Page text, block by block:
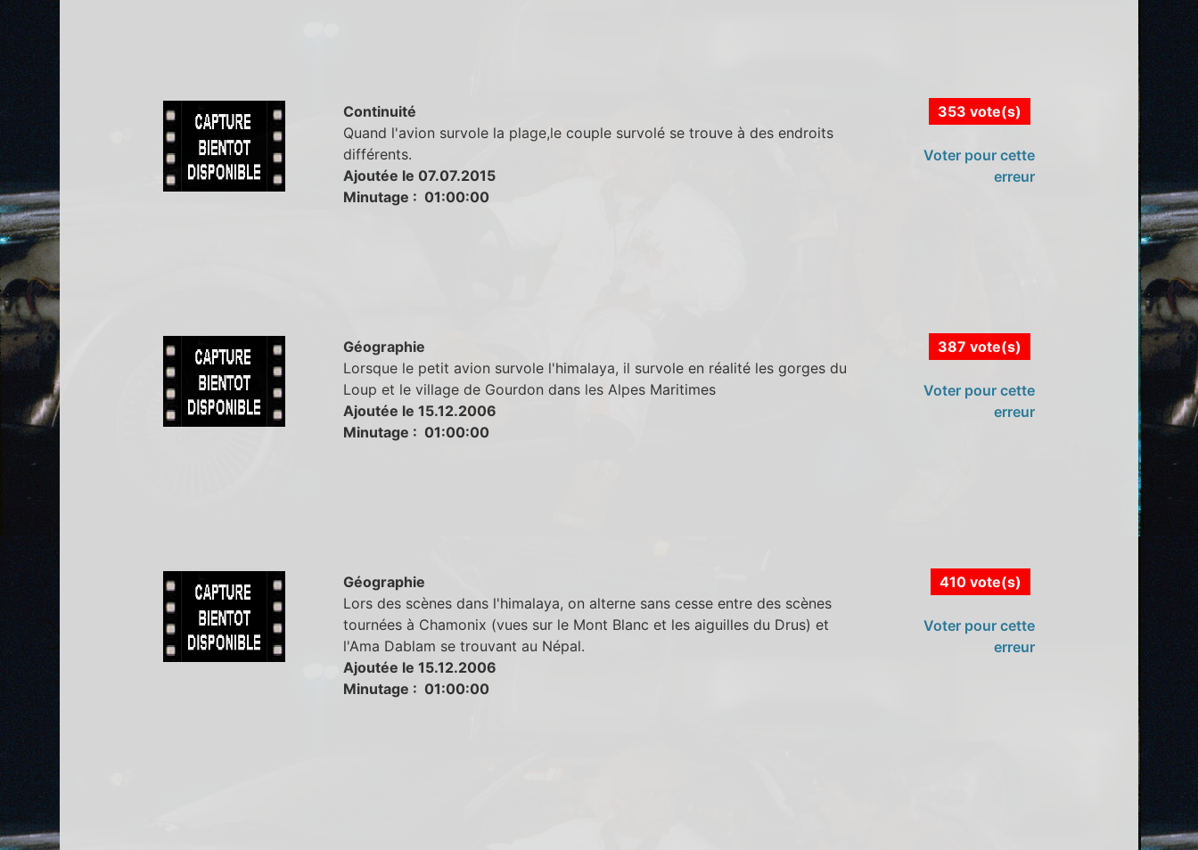
Continuité
Quand l'avion survole la plage,le couple survolé se trouve à des endroits
différents.
Ajoutée le 07.07.2015
Minutage : 01:00:00
353 vote(s)
Voter pour cette
erreur
Géographie
Lorsque le petit avion survole l'himalaya, il survole en réalité les gorges du
Loup et le village de Gourdon dans les Alpes Maritimes
Ajoutée le 15.12.2006
Minutage : 01:00:00
387 vote(s)
Voter pour cette
erreur
Géographie
Lors des scènes dans l'himalaya, on alterne sans cesse entre des scènes
tournées à Chamonix (vues sur le Mont Blanc et les aiguilles du Drus) et
l'Ama Dablam se trouvant au Népal.
Ajoutée le 15.12.2006
Minutage : 01:00:00
410 vote(s)
Voter pour cette
erreur